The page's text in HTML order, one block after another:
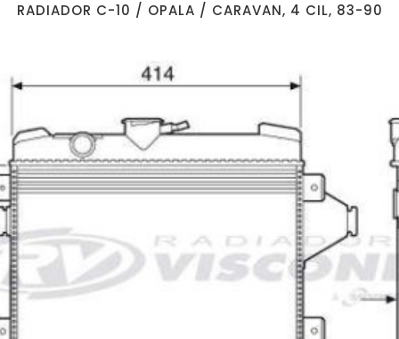
RADIADOR C-10 / OPALA / CARAVAN, 4 CIL, 83-90